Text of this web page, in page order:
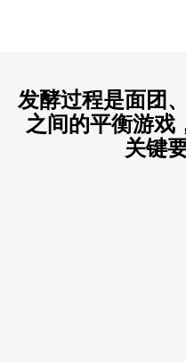
发酵过程是面团
之间的平衡游戏
关键